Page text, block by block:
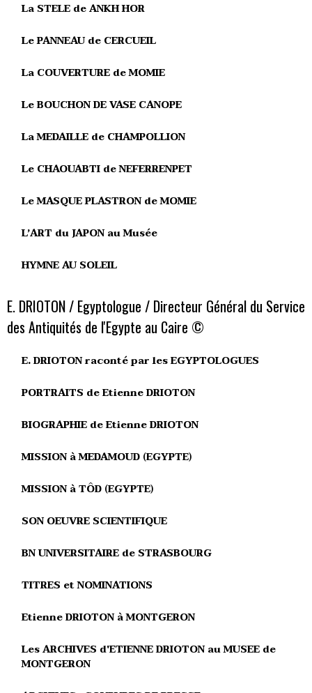
La STELE de ANKH HOR
Le PANNEAU de CERCUEIL
La COUVERTURE de MOMIE
Le BOUCHON DE VASE CANOPE
La MEDAILLE de CHAMPOLLION
Le CHAOUABTI de NEFERRENPET
Le MASQUE PLASTRON de MOMIE
L’ART du JAPON au Musée
HYMNE AU SOLEIL
E. DRIOTON / Egyptologue / Directeur Général du Service
des Antiquités de l'Egypte au Caire ©
E. DRIOTON raconté par les EGYPTOLOGUES
PORTRAITS de Etienne DRIOTON
BIOGRAPHIE de Etienne DRIOTON
MISSION à MEDAMOUD (EGYPTE)
MISSION à TÔD (EGYPTE)
SON OEUVRE SCIENTIFIQUE
BN UNIVERSITAIRE de STRASBOURG
TITRES et NOMINATIONS
Etienne DRIOTON à MONTGERON
Les ARCHIVES d'ETIENNE DRIOTON au MUSEE de
MONTGERON